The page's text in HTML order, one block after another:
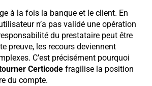
à la fois la banque et le client. En
n’a pas validé une opération
du prestataire peut être
preuve, les recours deviennent
C’est précisément pourquoi
Certicode fragilise la position
du compte.